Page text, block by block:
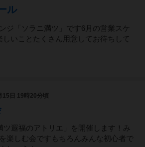
ル
ジ「ソラニ満ツ」です6月の営業スケ
しいことたくさん用意してお待ちして
日 19時20分頃
ツ遐福のアトリエ」を開催します！み
楽しむ会ですもちろんみんな初心者で